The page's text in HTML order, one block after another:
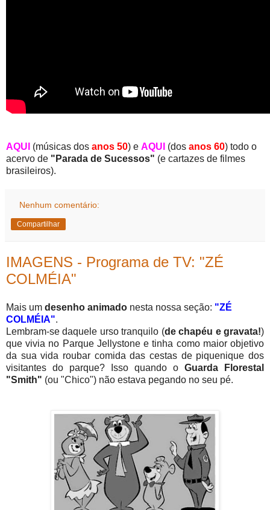
AQUI (músicas dos anos 50) e AQUI (dos anos 60) todo o
acervo de "Parada de Sucessos" (e cartazes de filmes
brasileiros).
Nenhum comentário:
Compartilhar
IMAGENS - Programa de TV: "ZÉ
COLMÉIA"
Mais um desenho animado nesta nossa seção: "ZÉ
COLMÉIA".
Lembram-se daquele urso tranquilo (de chapéu e gravata!)
que vivia no Parque Jellystone e tinha como maior objetivo
da sua vida roubar comida das cestas de piquenique dos
visitantes do parque? Isso quando o Guarda Florestal
"Smith" (ou "Chico") não estava pegando no seu pé.